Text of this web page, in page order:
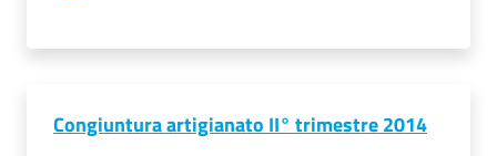
Congiuntura artigianato II° trimestre 2014